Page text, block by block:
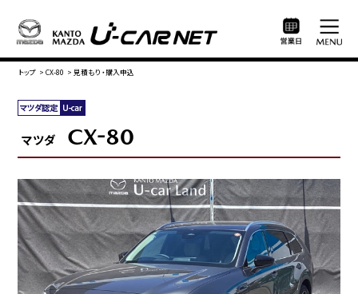
トップ > CX-80 > 見積もり・購入申込
マツダ CX-80